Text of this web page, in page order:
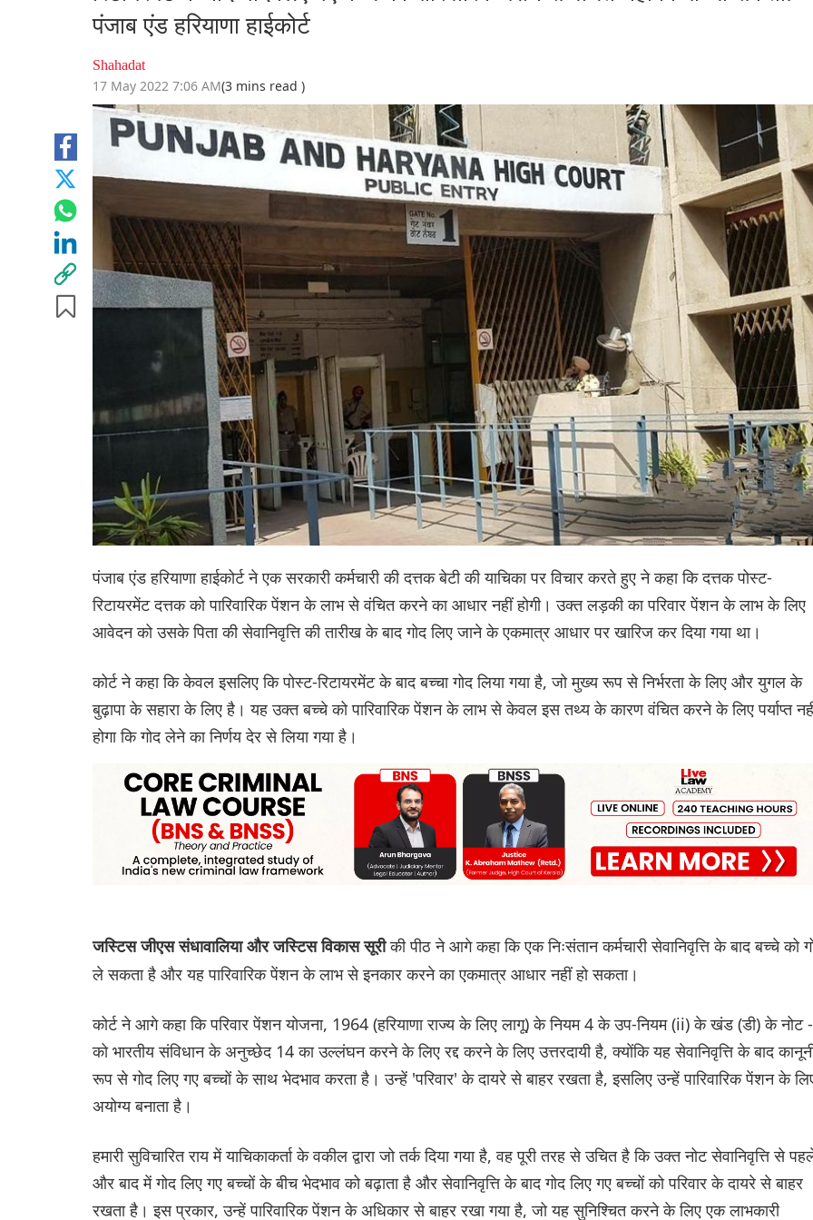
पंजाब एंड हरियाणा हाईकोर्ट
Shahadat
17 May 2022 7:06 AM(3 mins read )
पंजाब एंड हरियाणा हाईकोर्ट ने एक सरकारी कर्मचारी की दत्तक बेटी की याचिका पर विचार करते हुए ने कहा कि दत्तक पोस्ट-
रिटायरमेंट दत्तक को पारिवारिक पेंशन के लाभ से वंचित करने का आधार नहीं होगी। उक्त लड़की का परिवार पेंशन के लाभ के लिए
आवेदन को उसके पिता की सेवानिवृत्ति की तारीख के बाद गोद लिए जाने के एकमात्र आधार पर खारिज कर दिया गया था।
कोर्ट ने कहा कि केवल इसलिए कि पोस्ट-रिटायरमेंट के बाद बच्चा गोद लिया गया है, जो मुख्य रूप से निर्भरता के लिए और युगल के
बुढ़ापा के सहारा के लिए है। यह उक्त बच्चे को पारिवारिक पेंशन के लाभ से केवल इस तथ्य के कारण वंचित करने के लिए पर्याप्त
होगा कि गोद लेने का निर्णय देर से लिया गया है।
जस्टिस जीएस संधावालिया और जस्टिस विकास सूरीकी पीठ ने आगे कहा कि एक निःसंतान कर्मचारी सेवानिवृत्ति के बाद बच्चे को
ले सकता है और यह पारिवारिक पेंशन के लाभ से इनकार करने का एकमात्र आधार नहीं हो सकता।
कोर्ट ने आगे कहा कि परिवार पेंशन योजना, 1964 (हरियाणा राज्य के लिए लागू) के नियम 4 के उप-नियम (ii) के खंड (डी) के नोट
को भारतीय संविधान के अनुच्छेद 14 का उल्लंघन करने के लिए रद्द करने के लिए उत्तरदायी है, क्योंकि यह सेवानिवृत्ति के बाद
रूप से गोद लिए गए बच्चों के साथ भेदभाव करता है। उन्हें 'परिवार' के दायरे से बाहर रखता है, इसलिए उन्हें पारिवारिक पेंशन के
अयोग्य बनाता है।
हमारी सुविचारित राय में याचिकाकर्ता के वकील द्वारा जो तर्क दिया गया है, वह पूरी तरह से उचित है कि उक्त नोट सेवानिवृत्ति से
और बाद में गोद लिए गए बच्चों के बीच भेदभाव को बढ़ाता है और सेवानिवृत्ति के बाद गोद लिए गए बच्चों को परिवार के दायरे से बाहर
रखता है। इस प्रकार, उन्हें पारिवारिक पेंशन के अधिकार से बाहर रखा गया है, जो यह सुनिश्चित करने के लिए एक लाभकारी